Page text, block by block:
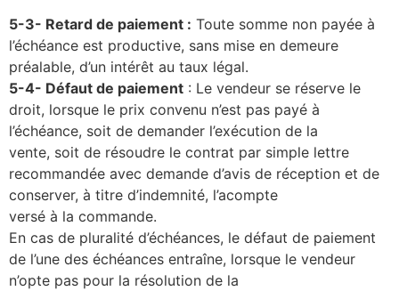
5-3- Retard de paiement : Toute somme non payée à
l’échéance est productive, sans mise en demeure
préalable, d’un intérêt au taux légal.
5-4- Défaut de paiement : Le vendeur se réserve le
droit, lorsque le prix convenu n’est pas payé à
l’échéance, soit de demander l’exécution de la
vente, soit de résoudre le contrat par simple lettre
recommandée avec demande d’avis de réception et de
conserver, à titre d’indemnité, l’acompte
versé à la commande.
En cas de pluralité d’échéances, le défaut de paiement
de l’une des échéances entraîne, lorsque le vendeur
n’opte pas pour la résolution de la